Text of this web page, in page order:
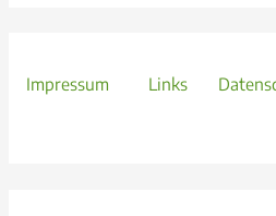
Impressum Links